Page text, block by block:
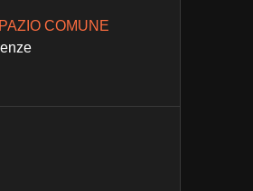
COMUNE